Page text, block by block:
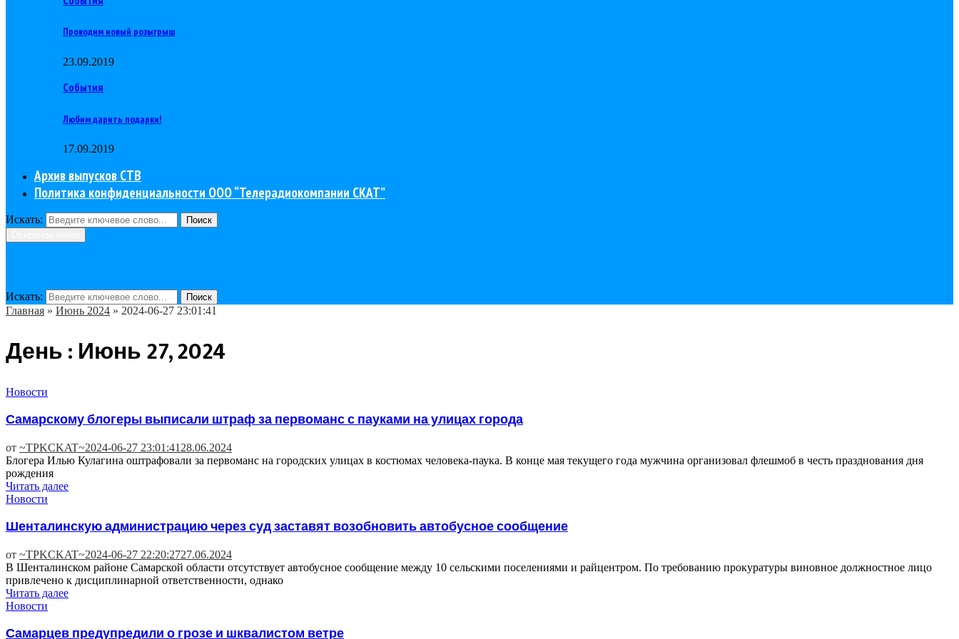
Проводим новый розыгрыш
23.09.2019
События
Любим дарить подарки!
17.09.2019
Архив выпусков СТВ
Политика конфиденциальности ООО “Телерадиокомпании СКАТ”
Искать:
Поиск
Искать: Поиск
Главная » Июнь 2024 » 2024-06-27 23:01:41
День : Июнь 27, 2024
Новости
Самарскому блогеры выписали штраф за первоманс с пауками на улицах города
от ~TPKCKAT~2024-06-27 23:01:41 28.06.2024
Блогера Илью Кулагина оштрафовали за первоманс на городских улицах в костюмах человека-паука. В конце мая текущего года мужчина организовал флешмоб в честь празднования дня
рождения
Читать далее
Новости
Шенталинскую администрацию через суд заставят возобновить автобусное сообщение
от ~TPKCKAT~2024-06-27 22:20:2727.06.2024
В Шенталинском районе Самарской области отсутствует автобусное сообщение между 10 сельскими поселениями и райцентром. По требованию прокуратуры виновное должностное лицо
привлечено к дисциплинарной ответственности, однако
Читать далее
Новости
Самарцев предупредили о грозе и шквалистом ветре